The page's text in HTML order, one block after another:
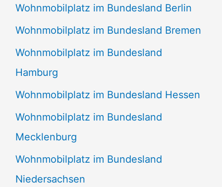
Wohnmobilplatz im Bundesland Berlin
Wohnmobilplatz im Bundesland Bremen
Wohnmobilplatz im Bundesland
Hamburg
Wohnmobilplatz im Bundesland Hessen
Wohnmobilplatz im Bundesland
Mecklenburg
Wohnmobilplatz im Bundesland
Niedersachsen